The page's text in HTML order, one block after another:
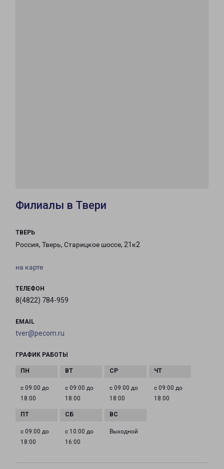
Филиалы в Твери
ТВЕРЬ
Россия, Тверь, Старицкое шоссе, 21к2
на карте
ТЕЛЕФОН
8(4822) 784-959
EMAIL
tver@pecom.ru
ГРАФИК РАБОТЫ
с 09:00 до
18:00
с 09:00 до
18:00
с 09:00 до
18:00
с 09:00 до
18:00
с 09:00 до
18:00
с 10:00 до
16:00
Выходной